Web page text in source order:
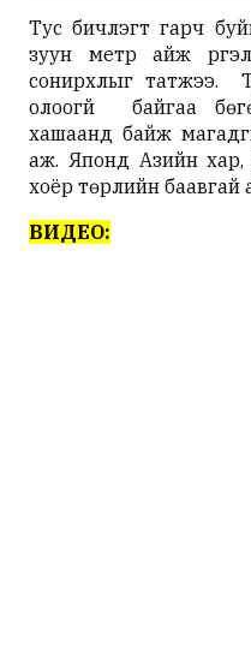
Тус бичлэгт гарч
зуун метр айж
сонирхлыг татжээ.
олоогүй байгаа
хашаанд байж
аж. Японд Азийн хар,
хоёр төрлийн баавгай
ВИДЕО: